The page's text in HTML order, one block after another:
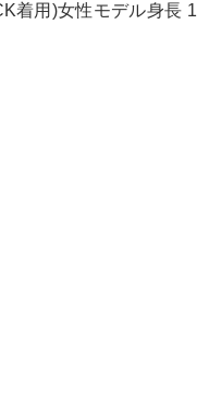
着用)女性モデル身長